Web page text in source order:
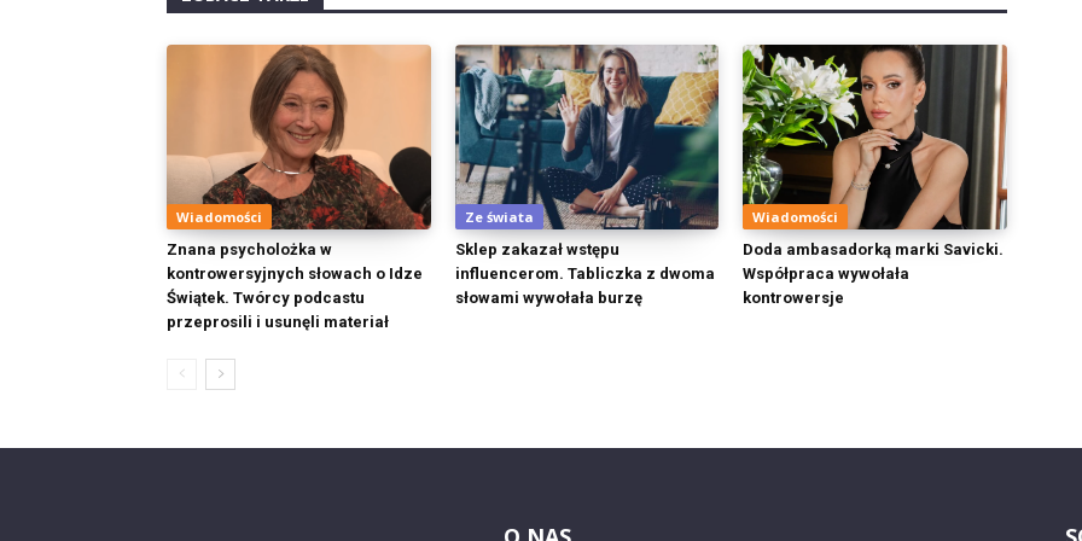
Wiadomości
Znana psycholożka w
kontrowersyjnych słowach o Idze
Świątek. Twórcy podcastu
przeprosili i usunęli materiał
Ze świata
Sklep zakazał wstępu
influencerom. Tabliczka z dwoma
słowami wywołała burzę
Wiadomości
Doda ambasadorką marki Savicki.
Współpraca wywołała
kontrowersje